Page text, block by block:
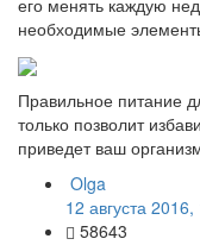
необходимые
Правильное питание
только позволит
приведет ваш
Olga
12 августа
58643